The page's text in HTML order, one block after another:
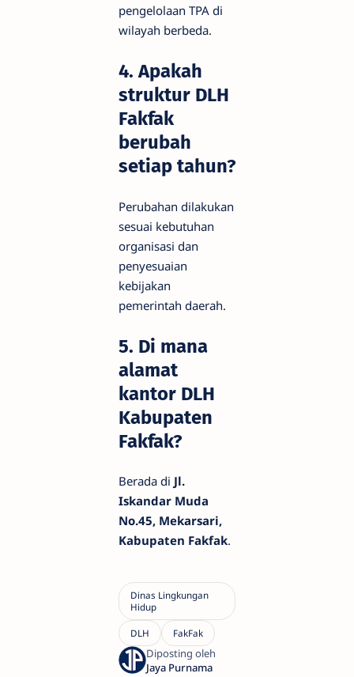
pengelolaan TPA di
wilayah berbeda.
4. Apakah
struktur DLH
Fakfak
berubah
setiap tahun?
Perubahan dilakukan
sesuai kebutuhan
organisasi dan
penyesuaian
kebijakan
pemerintah daerah.
5. Di mana
alamat
kantor DLH
Kabupaten
Fakfak?
Berada di Jl.
Iskandar Muda
No.45, Mekarsari,
Kabupaten Fakfak.